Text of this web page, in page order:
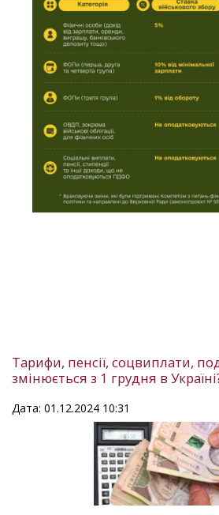
Тарифи, пенсії, соцвиплати,
змінюється з 1 грудня в
Дата: 01.12.2024 10:31